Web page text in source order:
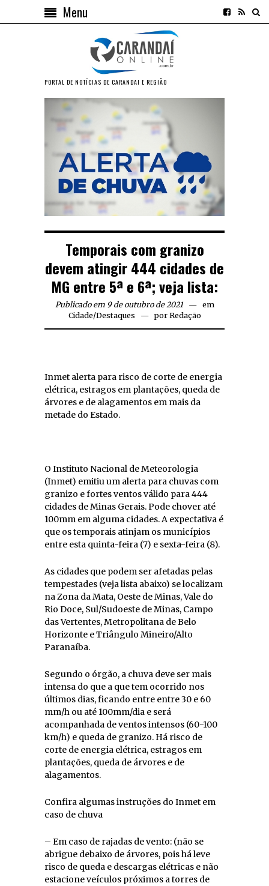
Menu
PORTAL DE NOTÍCIAS DE CARANDAI E REGIÃO
Temporais com granizo
devem atingir 444 cidades de
MG entre 5ª e 6ª; veja lista:
Publicado em 9 de outubro de 2021
em
Cidade/Destaques por Redação
Inmet alerta para risco de corte de energia
elétrica, estragos em plantações, queda de
árvores e de alagamentos em mais da
metade do Estado.
O Instituto Nacional de Meteorologia
(Inmet) emitiu um alerta para chuvas com
granizo e fortes ventos válido para 444
cidades de Minas Gerais. Pode chover até
100mm em alguma cidades. A expectativa é
que os temporais atinjam os municípios
entre esta quinta-feira (7) e sexta-feira (8).
As cidades que podem ser afetadas pelas
tempestades (veja lista abaixo) se localizam
na Zona da Mata, Oeste de Minas, Vale do
Rio Doce, Sul/Sudoeste de Minas, Campo
das Vertentes, Metropolitana de Belo
Horizonte e Triângulo Mineiro/Alto
Paranaíba.
Segundo o órgão, a chuva deve ser mais
intensa do que a que tem ocorrido nos
últimos dias, ficando entre entre 30 e 60
mm/h ou até 100mm/dia e será
acompanhada de ventos intensos (60-100
km/h) e queda de granizo. Há risco de
corte de energia elétrica, estragos em
plantações, queda de árvores e de
alagamentos.
Confira algumas instruções do Inmet em
caso de chuva
– Em caso de rajadas de vento: (não se
abrigue debaixo de árvores, pois há leve
risco de queda e descargas elétricas e não
estacione veículos próximos a torres de